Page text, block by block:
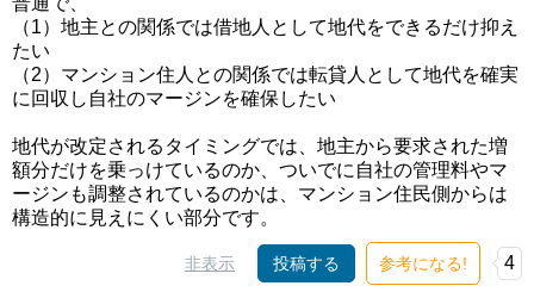
（1）地主との関係では借地人として地代をできるだけ抑え
たい
（2）マンション住人との関係では転貸人として地代を確実
に回収し自社のマージンを確保したい
地代が改定されるタイミングでは、地主から要求された増
額分だけを乗っけているのか、ついでに自社の管理料やマ
ージンも調整されているのかは、マンション住民側からは
構造的に見えにくい部分です。
非表示 投稿する 参考になる! 4